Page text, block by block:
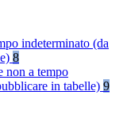
indeterminato (da
8
non a tempo
in tabelle) 9